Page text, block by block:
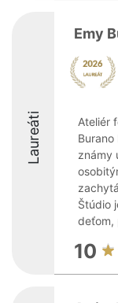
Laureáti
Emy
Ateliér
Burano
známy
Štúdio
deťom,
10